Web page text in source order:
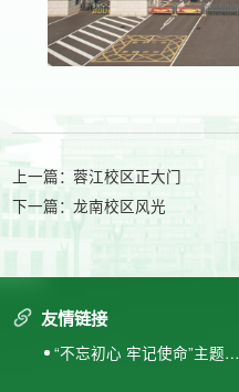
上一篇：蓉江校区正大门
下一篇：龙南校区风光
友情链接
“不忘初心 牢记使命”主题教